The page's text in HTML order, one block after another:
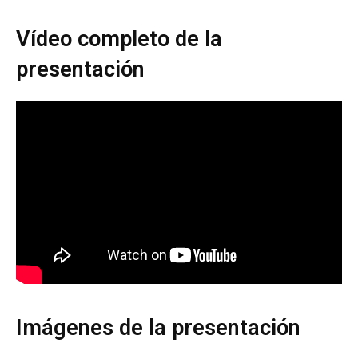
Vídeo completo de la
presentación
Imágenes de la presentación